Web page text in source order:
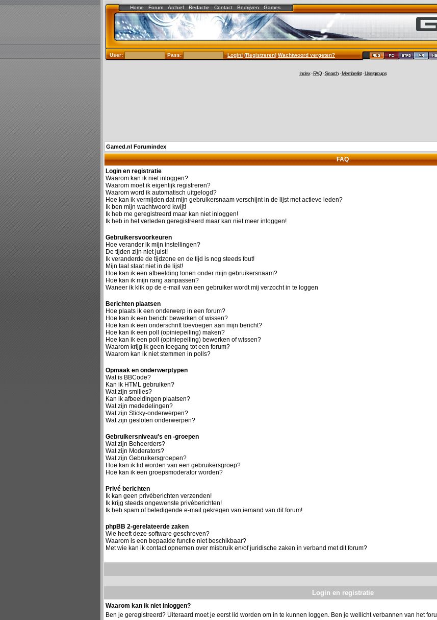
Home Forum Archief Redactie Contact Bedrijven Games
User: Pass: Login!(Registreren)Wachtwoord vergeten?
Index-FAQ-Search-Memberlist-Usergroups
Gamed.nl Forumindex
FAQ
Login en registratie
Waarom kan ik niet inloggen?
Waarom moet ik eigenlijk registreren?
Waarom word ik automatisch uitgelogd?
Hoe kan ik vermijden dat mijn gebruikersnaam verschijnt in de lijst met actieve leden?
Ik ben mijn wachtwoord kwijt!
Ik heb me geregistreerd maar kan niet inloggen!
Ik heb in het verleden geregistreerd maar kan niet meer inloggen!
Gebruikersvoorkeuren
Hoe verander ik mijn instellingen?
De tijden zijn niet juist!
Ik veranderde de tijdzone en de tijd is nog steeds fout!
Mijn taal staat niet in de lijst!
Hoe kan ik een afbeelding tonen onder mijn gebruikersnaam?
Hoe kan ik mijn rang aanpassen?
Waneer ik klik op de e-mail van een gebruiker wordt mij verzocht in te loggen
Berichten plaatsen
Hoe plaats ik een onderwerp in een forum?
Hoe kan ik een bericht bewerken of wissen?
Hoe kan ik een onderschrift toevoegen aan mijn bericht?
Hoe kan ik een poll (opiniepeiling) maken?
Hoe kan ik een poll (opiniepeiling) bewerken of wissen?
Waarom krijg ik geen toegang tot een forum?
Waarom kan ik niet stemmen in polls?
Opmaak en onderwerptypen
Wat is BBCode?
Kan ik HTML gebruiken?
Wat zijn smilies?
Kan ik afbeeldingen plaatsen?
Wat zijn mededelingen?
Wat zijn Sticky-onderwerpen?
Wat zijn gesloten onderwerpen?
Gebruikersniveau's en -groepen
Wat zijn Beheerders?
Wat zijn Moderators?
Wat zijn Gebruikersgroepen?
Hoe kan ik lid worden van een gebruikersgroep?
Hoe kan ik een groepsmoderator worden?
Privé berichten
Ik kan geen privéberichten verzenden!
Ik krijg steeds ongewenste privéberichten!
Ik heb spam of beledigende e-mail gekregen van iemand van dit forum!
phpBB 2-gerelateerde zaken
Wie heeft deze software geschreven?
Waarom is een bepaalde functie niet beschikbaar?
Met wie kan ik contact opnemen over misbruik en/of juridische zaken in verband met dit forum?
Login en registratie
Waarom kan ik niet inloggen?
Ben je geregistreerd? Uiteraard moet je eerst lid worden om in te kunnen loggen. Ben je wellicht verbannen van het